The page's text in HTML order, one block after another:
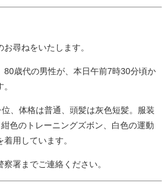
尋ねをいたします。
80歳代の男性が、本日午前7時30分頃か
、体格は普通、頭髪は灰色短髪。服装
色のトレーニングズボン、白色の運動
用しています。
署までご連絡ください。